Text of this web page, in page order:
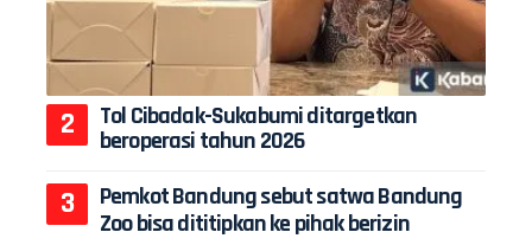
Tol Cibadak-Sukabumi ditargetkan
beroperasi tahun 2026
Pemkot Bandung sebut satwa Bandung
Zoo bisa dititipkan ke pihak berizin